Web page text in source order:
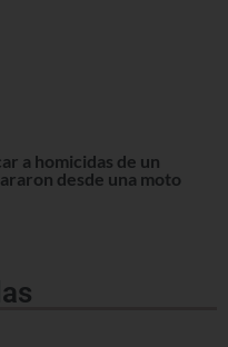
a homicidas de un
desde una moto